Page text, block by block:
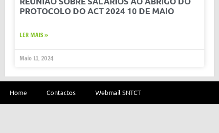
PROTOCOLO DO ACT 2024 10 DE MAIO
LER MAIS »
Maio 11, 2024
Home Contactos Webmail SNTCT